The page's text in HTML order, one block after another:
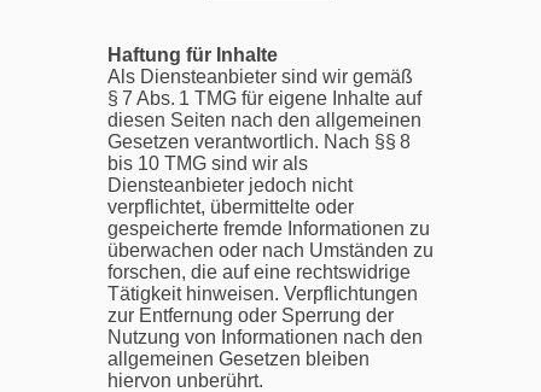
Haftung für Inhalte
Als Diensteanbieter sind wir gemäß
§ 7 Abs. 1 TMG für eigene Inhalte auf
diesen Seiten nach den allgemeinen
Gesetzen verantwortlich. Nach §§ 8
bis 10 TMG sind wir als
Diensteanbieter jedoch nicht
verpflichtet, übermittelte oder
gespeicherte fremde Informationen zu
überwachen oder nach Umständen zu
forschen, die auf eine rechtswidrige
Tätigkeit hinweisen. Verpflichtungen
zur Entfernung oder Sperrung der
Nutzung von Informationen nach den
allgemeinen Gesetzen bleiben
hiervon unberührt.